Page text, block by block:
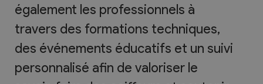
également les professionnels à
travers des formations techniques,
des événements éducatifs et un suivi
personnalisé afin de valoriser le